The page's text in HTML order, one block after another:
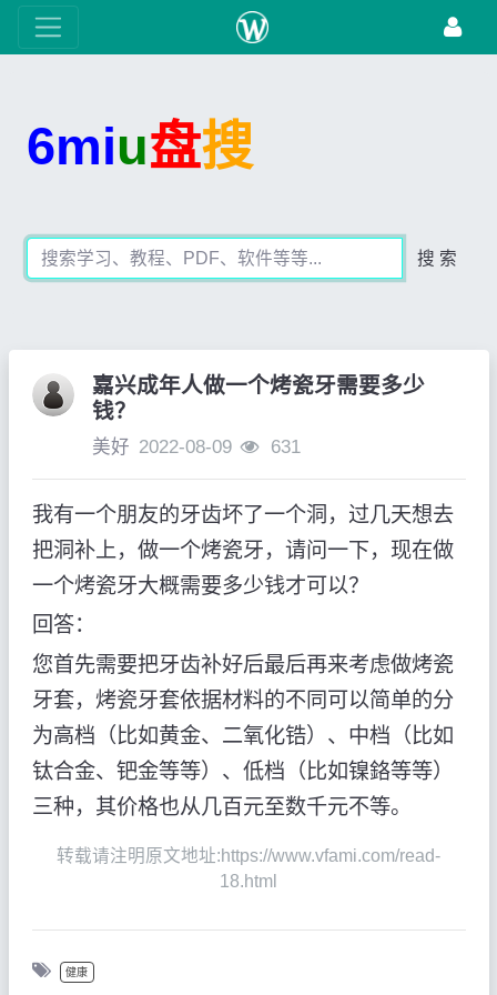
6miu盘搜
搜 索
嘉兴成年人做一个烤瓷牙需要多少
钱？
美好 2022-08-09 631
我有一个朋友的牙齿坏了一个洞，过几天想去
把洞补上，做一个烤瓷牙，请问一下，现在做
一个烤瓷牙大概需要多少钱才可以？
回答：
您首先需要把牙齿补好后最后再来考虑做烤瓷
牙套，烤瓷牙套依据材料的不同可以简单的分
为高档（比如黄金、二氧化锆）、中档（比如
钛合金、钯金等等）、低档（比如镍鉻等等）
三种，其价格也从几百元至数千元不等。
转载请注明原文地址:https://www.vfami.com/read-
18.html
健康